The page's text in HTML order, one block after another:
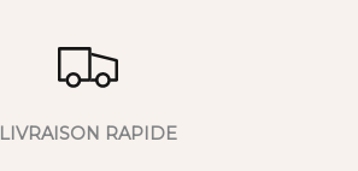
LIVRAISON RAPIDE